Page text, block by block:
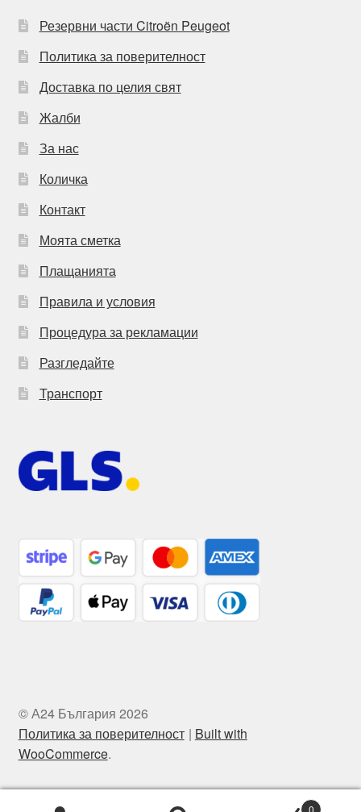
Резервни части Citroën Peugeot
Политика за поверителност
Доставка по целия свят
Жалби
За нас
Количка
Контакт
Моята сметка
Плащанията
Правила и условия
Процедура за рекламации
Разгледайте
Транспорт
© А24 България 2026
Политика за поверителност
Built with
WooCommerce.
0